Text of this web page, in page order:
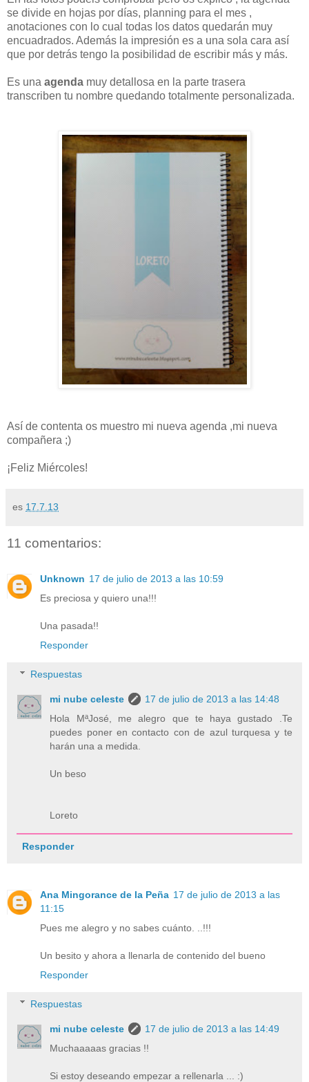
se divide en hojas por días, planning para el mes ,
anotaciones con lo cual todas los datos quedarán muy
encuadrados. Además la impresión es a una sola cara así
que por detrás tengo la posibilidad de escribir más y más.
Es una agenda muy detallosa en la parte trasera
transcriben tu nombre quedando totalmente personalizada.
Así de contenta os muestro mi nueva agenda ,mi nueva
compañera ;)
¡Feliz Miércoles!
es 17.7.13
11 comentarios:
Unknown 17 de julio de 2013 a las 10:59
Es preciosa y quiero una!!!
Una pasada!!
Responder
Respuestas
mi nube celeste
17 de julio de 2013 a las 14:48
Hola MªJosé, me alegro que te haya gustado .Te
puedes poner en contacto con de azul turquesa y te
harán una a medida.
Un beso
Loreto
Responder
Ana Mingorance de la Peña 17 de julio de 2013 a las
11:15
Pues me alegro y no sabes cuánto. ..!!!
Un besito y ahora a llenarla de contenido del bueno
Responder
Respuestas
mi nube celeste
17 de julio de 2013 a las 14:49
Muchaaaaas gracias !!
Si estoy deseando empezar a rellenarla ... :)